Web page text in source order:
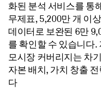
화된 분석 서비스를 통
무제표, 5,200만 개 이
데이터로 보완된 6만
를 확인할 수 있습니다
모시장 커버리지는 차
자본 배치, 가치 창출
다